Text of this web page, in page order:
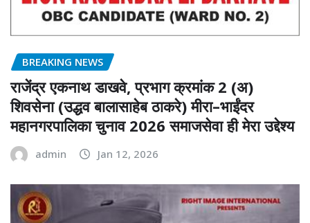
BREAKING NEWS
राजेंद्र एकनाथ डाखवे, प्रभाग क्रमांक 2 (अ)
शिवसेना (उद्धव बालासाहेब ठाकरे) मीरा–भाईंदर
महानगरपालिका चुनाव 2026 समाजसेवा ही मेरा उद्देश्य
admin Jan 12, 2026